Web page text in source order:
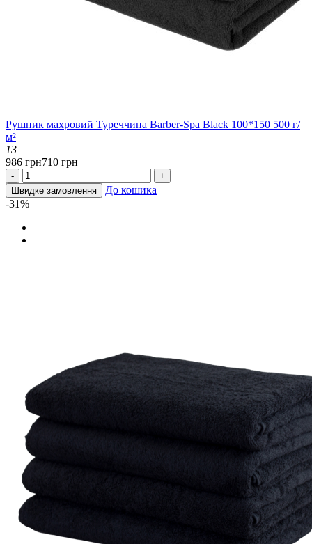
Рушник махровий Туреччина Barber-Spa Black 100*150 500 г/
м²
13
986 грн710 грн
-
+
Швидке замовлення
До кошика
-31%